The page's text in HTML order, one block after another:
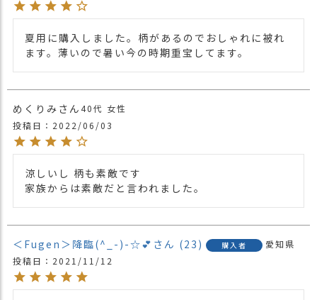
夏用に購入しました。柄があるのでおしゃれに被れ
ます。薄いので暑い今の時期重宝してます。
めくりみ 40代 女性
投稿日
2022/06/03
涼しいし 柄も素敵です
家族からは素敵だと言われました。
＜Fugen＞降臨(^_-)-☆💕 23 購入者
愛知県
投稿日
2021/11/12